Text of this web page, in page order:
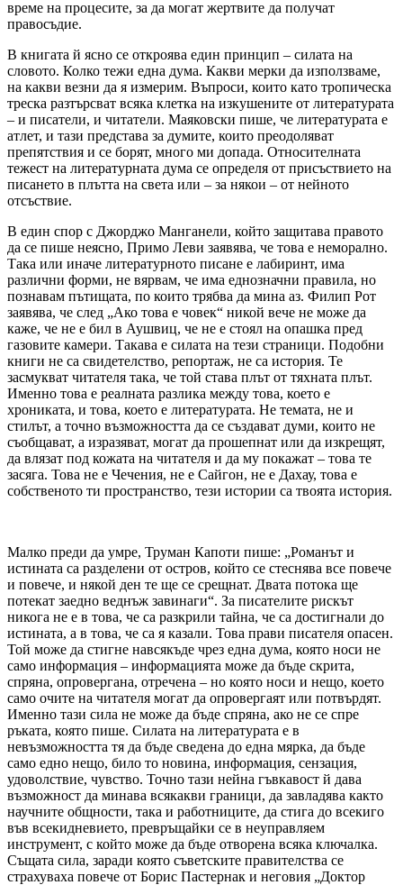
време на процесите, за да могат жертвите да получат
правосъдие.
В книгата й ясно се откроява един принцип – силата на
словото. Колко тежи една дума. Какви мерки да използваме,
на какви везни да я измерим. Въпроси, които като тропическа
треска разтърсват всяка клетка на изкушените от литературата
– и писатели, и читатели. Маяковски пише, че литературата е
атлет, и тази представа за думите, които преодоляват
препятствия и се борят, много ми допада. Относителната
тежест на литературната дума се определя от присъствието на
писането в плътта на света или – за някои – от нейното
отсъствие.
В един спор с Джорджо Манганели, който защитава правото
да се пише неясно, Примо Леви заявява, че това е неморално.
Така или иначе литературното писане е лабиринт, има
различни форми, не вярвам, че има еднозначни правила, но
познавам пътищата, по които трябва да мина аз. Филип Рот
заявява, че след „Ако това е човек“ никой вече не може да
каже, че не е бил в Аушвиц, че не е стоял на опашка пред
газовите камери. Такава е силата на тези страници. Подобни
книги не са свидетелство, репортаж, не са история. Те
засмукват читателя така, че той става плът от тяхната плът.
Именно това е реалната разлика между това, което е
хрониката, и това, което е литературата. Не темата, не и
стилът, а точно възможността да се създават думи, които не
съобщават, а изразяват, могат да прошепнат или да изкрещят,
да влязат под кожата на читателя и да му покажат – това те
засяга. Това не е Чечения, не е Сайгон, не е Дахау, това е
собственото ти пространство, тези истории са твоята история.
Малко преди да умре, Труман Капоти пише: „Романът и
истината са разделени от остров, който се стеснява все повече
и повече, и някой ден те ще се срещнат. Двата потока ще
потекат заедно веднъж завинаги“. За писателите рискът
никога не е в това, че са разкрили тайна, че са достигнали до
истината, а в това, че са я казали. Това прави писателя опасен.
Той може да стигне навсякъде чрез една дума, която носи не
само информация – информацията може да бъде скрита,
спряна, опровергана, отречена – но която носи и нещо, което
само очите на читателя могат да опровергаят или потвърдят.
Именно тази сила не може да бъде спряна, ако не се спре
ръката, която пише. Силата на литературата е в
невъзможността тя да бъде сведена до една мярка, да бъде
само едно нещо, било то новина, информация, сензация,
удоволствие, чувство. Точно тази нейна гъвкавост й дава
възможност да минава всякакви граници, да завладява както
научните общности, така и работниците, да стига до всекиго
във всекидневието, превръщайки се в неуправляем
инструмент, с който може да бъде отворена всяка ключалка.
Същата сила, заради която съветските правителства се
страхуваха повече от Борис Пастернак и неговия „Доктор